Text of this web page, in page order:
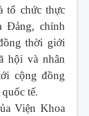
tổ chức thực
Đảng, chính
thời giới
hội và nhân
cộng đồng
tế.
Viện Khoa